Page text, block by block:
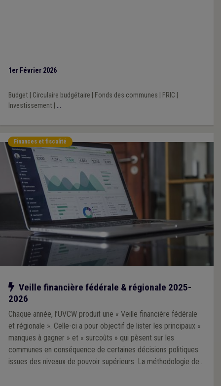
1er Février 2026
Budget| Circulaire budgétaire Fonds des communes FRIC
Investissement| ...
Finances et fiscalité
Notre action
Veille financière fédérale & régionale 2025-
2026
Chaque année, l’UVCW produit une « Veille financière fédérale
et régionale ». Celle-ci a pour objectif de lister les principaux «
manques à gagner » et « surcoûts » qui pèsent sur les
communes en conséquence de certaines décisions politiques
issues des niveaux de pouvoir supérieurs. La méthodologie de